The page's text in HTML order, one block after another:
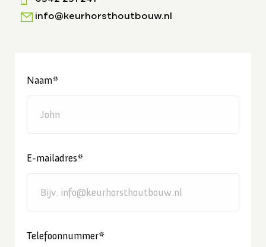
info@keurhorsthoutbouw.nl
Naam*
E-mailadres*
Telefoonnummer*